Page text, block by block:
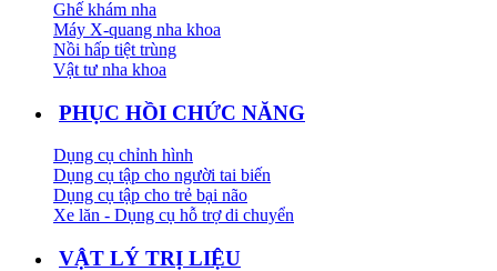
Ghế khám nha
Máy X-quang nha khoa
Nồi hấp tiệt trùng
Vật tư nha khoa
PHỤC HỒI CHỨC NĂNG
Dụng cụ chỉnh hình
Dụng cụ tập cho người tai biến
Dụng cụ tập cho trẻ bại não
Xe lăn - Dụng cụ hỗ trợ di chuyển
VẬT LÝ TRỊ LIỆU